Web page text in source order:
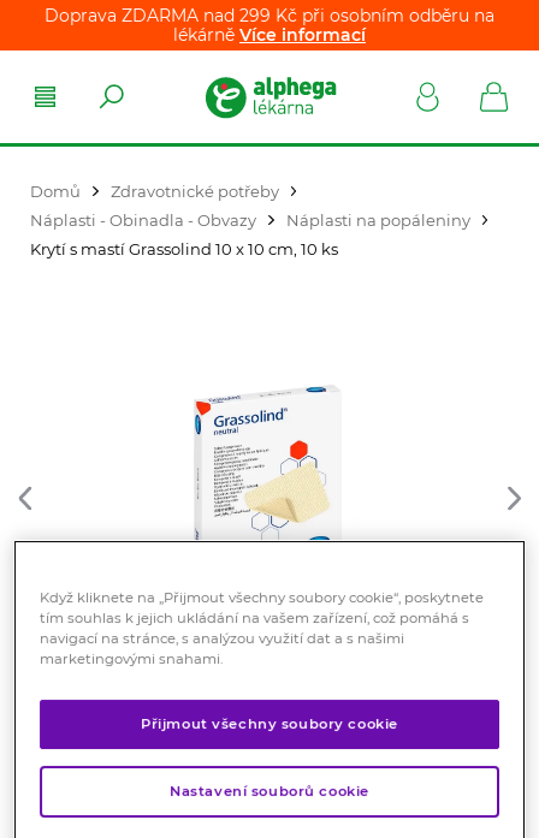
Doprava ZDARMA nad 299 Kč při osobním odběru na
lékárně Více informací
Domů
Zdravotnické potřeby
Náplasti - Obinadla - Obvazy
Náplasti na popáleniny
Krytí s mastí Grassolind 10 x 10 cm, 10 ks
Krytí s mastí Grassolind 10 x 10
cm, 10 ks
Zdravotnický prostředek
Když kliknete na „Přijmout všechny soubory cookie“, poskytnete
tím souhlas k jejich ukládání na vašem zařízení, což pomáhá s
navigací na stránce, s analýzou využití dat a s našimi
marketingovými snahami.
Přijmout všechny soubory cookie
Nastavení souborů cookie